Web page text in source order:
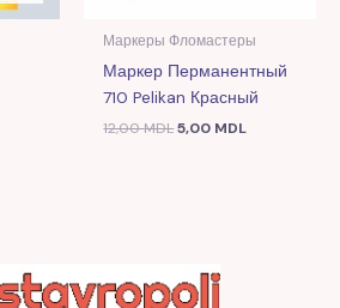
Маркеры Фломастеры
Маркер Перманентный
710 Pelikan Красный
12,00MDL5,00 MDL